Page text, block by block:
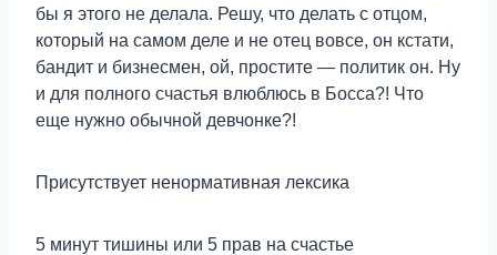
бы я этого не делала. Решу, что делать с отцом,
который на самом деле и не отец вовсе, он кстати,
бандит и бизнесмен, ой, простите — политик он. Ну
и для полного счастья влюблюсь в Босса?! Что
еще нужно обычной девчонке?!
Присутствует ненормативная лексика
5 минут тишины или 5 прав на счастье